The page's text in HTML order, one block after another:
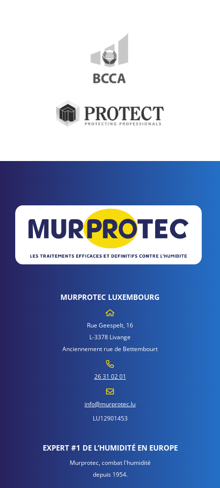
MURPROTEC LUXEMBOURG
Rue Geespelt, 16
L-3378 Livange
Anciennement rue de Bettembourt
26 31 02 01
info@murprotec.lu
LU12901453
EXPERT #1 DE L’HUMIDITÉ EN EUROPE
Murprotec, combat l'humidité
depuis 1954.